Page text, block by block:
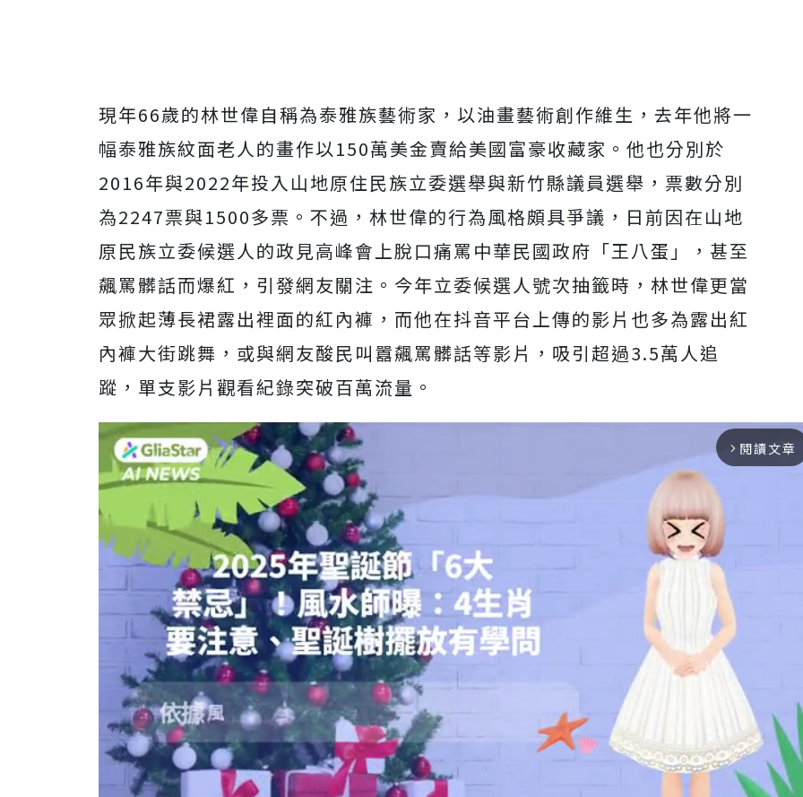
現年66歲的林世偉自稱為泰雅族藝術家，以油畫藝術創作維生，去年他將一
幅泰雅族紋面老人的畫作以150萬美金賣給美國富豪收藏家。他也分別於
2016年與2022年投入山地原住民族立委選舉與新竹縣議員選舉，票數分別
為2247票與1500多票。不過 ，林世偉的行為風格頗具爭議，日前因在山地
原民族立委候選人的政見高峰會上脫口痛罵中華民國政府「王八蛋」，甚至
飆罵髒話而爆紅，引發網友關注。今年立委候選人號次抽籤時，林世偉更當
眾掀起薄長裙露出裡面的紅內褲，而他在抖音平台上傳的影片也多為露出紅
內褲大街跳舞，或與網友酸民叫囂飆罵髒話等影片， 吸引超過3.5萬人追
蹤，單支影片觀看紀錄突破百萬流量。
arrow_forward_ios 閱讀文章